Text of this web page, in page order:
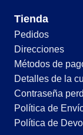
Tienda
Pedidos
Direcciones
Métodos de
Detalles de la
Contraseña
Política de
Política de